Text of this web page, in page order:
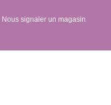
Nous signaler un magasin